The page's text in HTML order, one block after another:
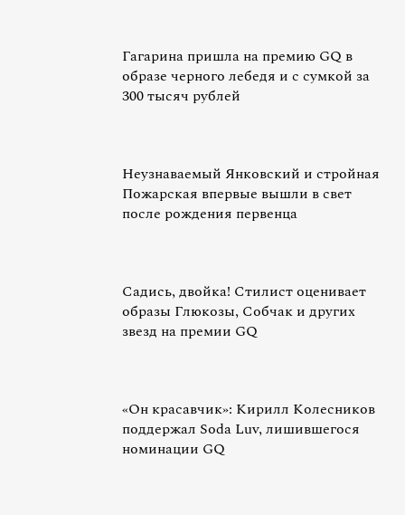
Гагарина пришла на премию GQ в
образе черного лебедя и с сумкой за
300 тысяч рублей
Неузнаваемый Янковский и стройная
Пожарская впервые вышли в свет
после рождения первенца
Садись, двойка! Стилист оценивает
образы Глюкозы, Собчак и других
звезд на премии GQ
«Он красавчик»: Кирилл Колесников
поддержал Soda Luv, лишившегося
номинации GQ